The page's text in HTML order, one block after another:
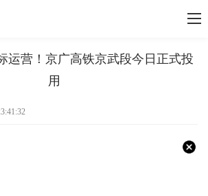
运营！京广高铁京武段今日正式投
用